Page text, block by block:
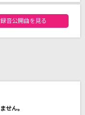
録音公開曲を見る